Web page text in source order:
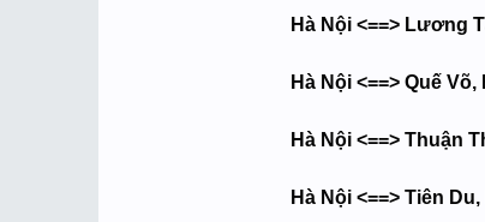
Hà Nội <==> Lương
Hà Nội <==> Quế
Hà Nội <==> Thuận
Hà Nội <==> Tiên